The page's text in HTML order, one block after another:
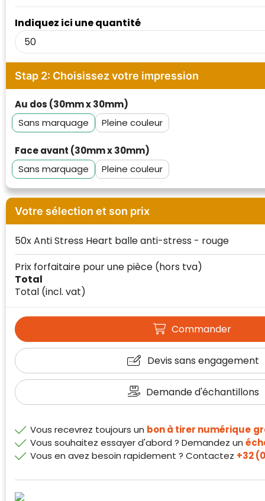
Indiquez ici une quantité
Stap 2: Choisissez votre impression
Au dos (30mm x 30mm)
Sans marquage
Pleine couleur
Face avant (30mm x 30mm)
Sans marquage
Pleine couleur
Votre sélection et son prix
50x Anti Stress Heart balle anti-stress - rouge
Total
Total (incl. vat)
Prix forfaitaire pour une pièce (hors tva)
Commander
Devis sans engagement
Demande d'échantillons
Vous recevrez toujours un bon à tirer numérique
Vous souhaitez essayer d'abord ? Demandez un
Vous en avez besoin rapidement ? Contactez +32
Klantenbeoordelingen laten zien hoe een
website in het algemeen aan de behoeften
van klanten voldoet.
Trustindex werkt samen met 137
beoordelingsplatforms om
echte, geverifieerde beoordelingen op één
plaats.
Alleen beoordelingen die voldoen aan de
bewezen is dat ze spamvrij zijn worden door
klanttevredenheid op basis van
beoordelingen. Minder dan 1% van de
ondervraagde klanten meldde een